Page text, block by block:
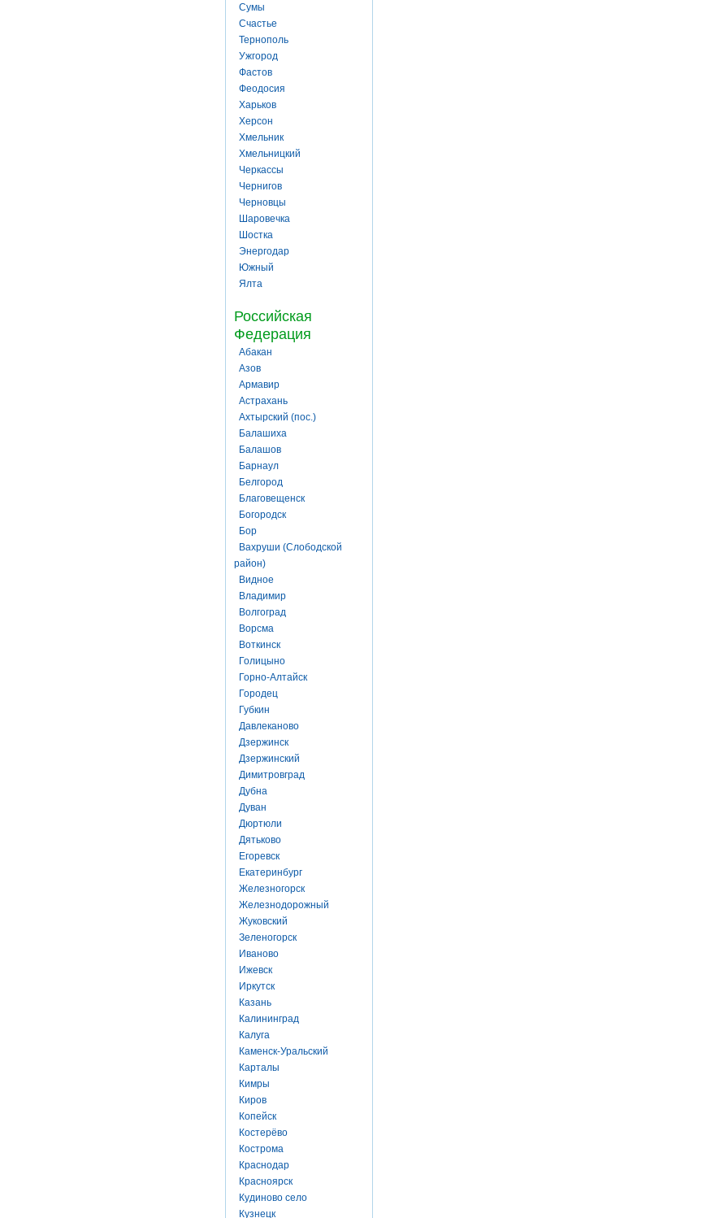
Сумы
Счастье
Тернополь
Ужгород
Фастов
Феодосия
Харьков
Херсон
Хмельник
Хмельницкий
Черкассы
Чернигов
Черновцы
Шаровечка
Шостка
Энергодар
Южный
Ялта
Российская
Федерация
Абакан
Азов
Армавир
Астрахань
Ахтырский (пос.)
Балашиха
Балашов
Барнаул
Белгород
Благовещенск
Богородск
Бор
Вахруши (Слободской
район)
Видное
Владимир
Волгоград
Ворсма
Воткинск
Голицыно
Горно-Алтайск
Городец
Губкин
Давлеканово
Дзержинск
Дзержинский
Димитровград
Дубна
Дуван
Дюртюли
Дятьково
Егоревск
Екатеринбург
Железногорск
Железнодорожный
Жуковский
Зеленогорск
Иваново
Ижевск
Иркутск
Казань
Калининград
Калуга
Каменск-Уральский
Карталы
Кимры
Киров
Копейск
Костерёво
Кострома
Краснодар
Красноярск
Кудиново село
Кузнецк